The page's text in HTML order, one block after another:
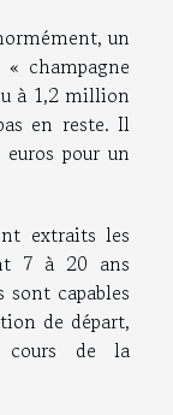
un
champagne
à 1,2 million
en reste. Il
pour un
extraits les
7 à 20 ans
sont capables
de départ,
cours de la